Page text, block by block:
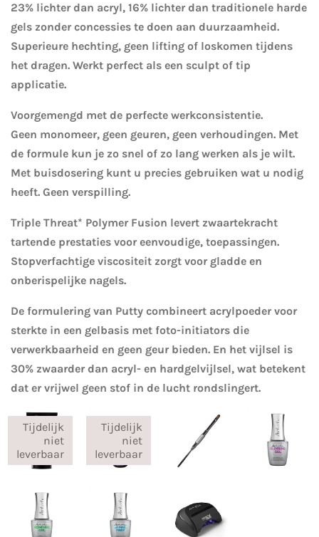
23% lichter dan acryl, 16% lichter dan traditionele harde
gels zonder concessies te doen aan duurzaamheid.
Superieure hechting, geen lifting of loskomen tijdens
het dragen. Werkt perfect als een sculpt of tip
applicatie.
Voorgemengd met de perfecte werkconsistentie.
Geen monomeer, geen geuren, geen verhoudingen. Met
de formule kun je zo snel of zo lang werken als je wilt.
Met buisdosering kunt u precies gebruiken wat u nodig
heeft. Geen verspilling.
Triple Threat* Polymer Fusion levert zwaartekracht
tartende prestaties voor eenvoudige, toepassingen.
Stopverfachtige viscositeit zorgt voor gladde en
onberispelijke nagels.
De formulering van Putty combineert acrylpoeder voor
sterkte in een gelbasis met foto-initiators die
verwerkbaarheid en geen geur bieden. En het vijlsel is
30% zwaarder dan acryl- en hardgelvijlsel, wat betekent
dat er vrijwel geen stof in de lucht rondslingert.
Tijdelijk
niet
leverbaar
Tijdelijk
niet
leverbaar